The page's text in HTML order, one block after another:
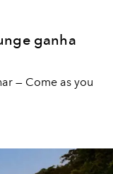
ganha
— Come as you